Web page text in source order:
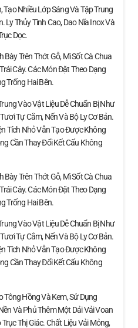
Tạo Nhiều Lớp Sáng Và Tập Trung
Ly Thủy Tinh Cao, Dao Nĩa Inox Và
Dọc.
Trên Thớt Gỗ, Mì Sốt Cà Chua
Cây. Các Món Đặt Theo Dạng
Trống Hai Bên.
Vào Vật Liệu Dễ Chuẩn Bị Như
Tự Cắm, Nến Và Bộ Ly Cơ Bản.
Tích Nhỏ Vẫn Tạo Được Không
Cần Thay Đổi Kết Cấu Không
Trên Thớt Gỗ, Mì Sốt Cà Chua
Cây. Các Món Đặt Theo Dạng
Trống Hai Bên.
Vào Vật Liệu Dễ Chuẩn Bị Như
Tự Cắm, Nến Và Bộ Ly Cơ Bản.
Tích Nhỏ Vẫn Tạo Được Không
Cần Thay Đổi Kết Cấu Không
Tông Hồng Và Kem, Sử Dụng
Và Phủ Thêm Một Dải Vải Voan
Thị Giác. Chất Liệu Vải Mỏng,